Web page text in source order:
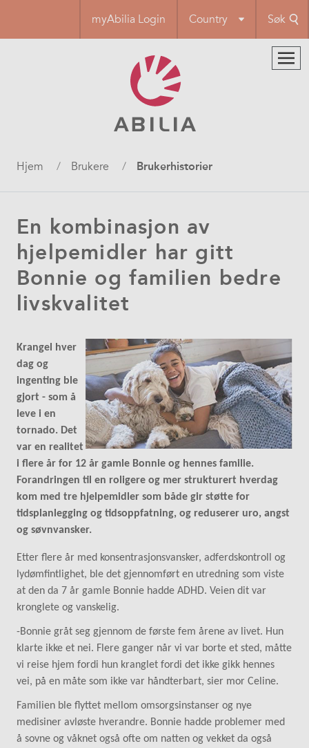
hovedinnhold
myAbilia Login Country Søk
Navigasjonssti
Hjem Brukere Brukerhistorier
En kombinasjon av
hjelpemidler har gitt
Bonnie og familien bedre
livskvalitet
Krangel hver
dag og
ingenting ble
gjort - som å
leve i en
tornado. Det
var en realitet
i flere år for 12 år gamle Bonnie og hennes familie.
Forandringen til en roligere og mer strukturert hverdag
kom med tre hjelpemidler som både gir støtte for
tidsplanlegging og tidsoppfatning, og reduserer uro, angst
og søvnvansker.
Etter flere år med konsentrasjonsvansker, adferdskontroll og
lydømfintlighet, ble det gjennomført en utredning som viste
at den da 7 år gamle Bonnie hadde ADHD. Veien dit var
kronglete og vanskelig.
-Bonnie gråt seg gjennom de første fem årene av livet. Hun
klarte ikke et nei. Flere ganger når vi var borte et sted, måtte
vi reise hjem fordi hun kranglet fordi det ikke gikk hennes
vei, på en måte som ikke var håndterbart, sier mor Celine.
Familien ble flyttet mellom omsorgsinstanser og nye
medisiner avløste hverandre. Bonnie hadde problemer med
å sovne og våknet også ofte om natten og vekket da også